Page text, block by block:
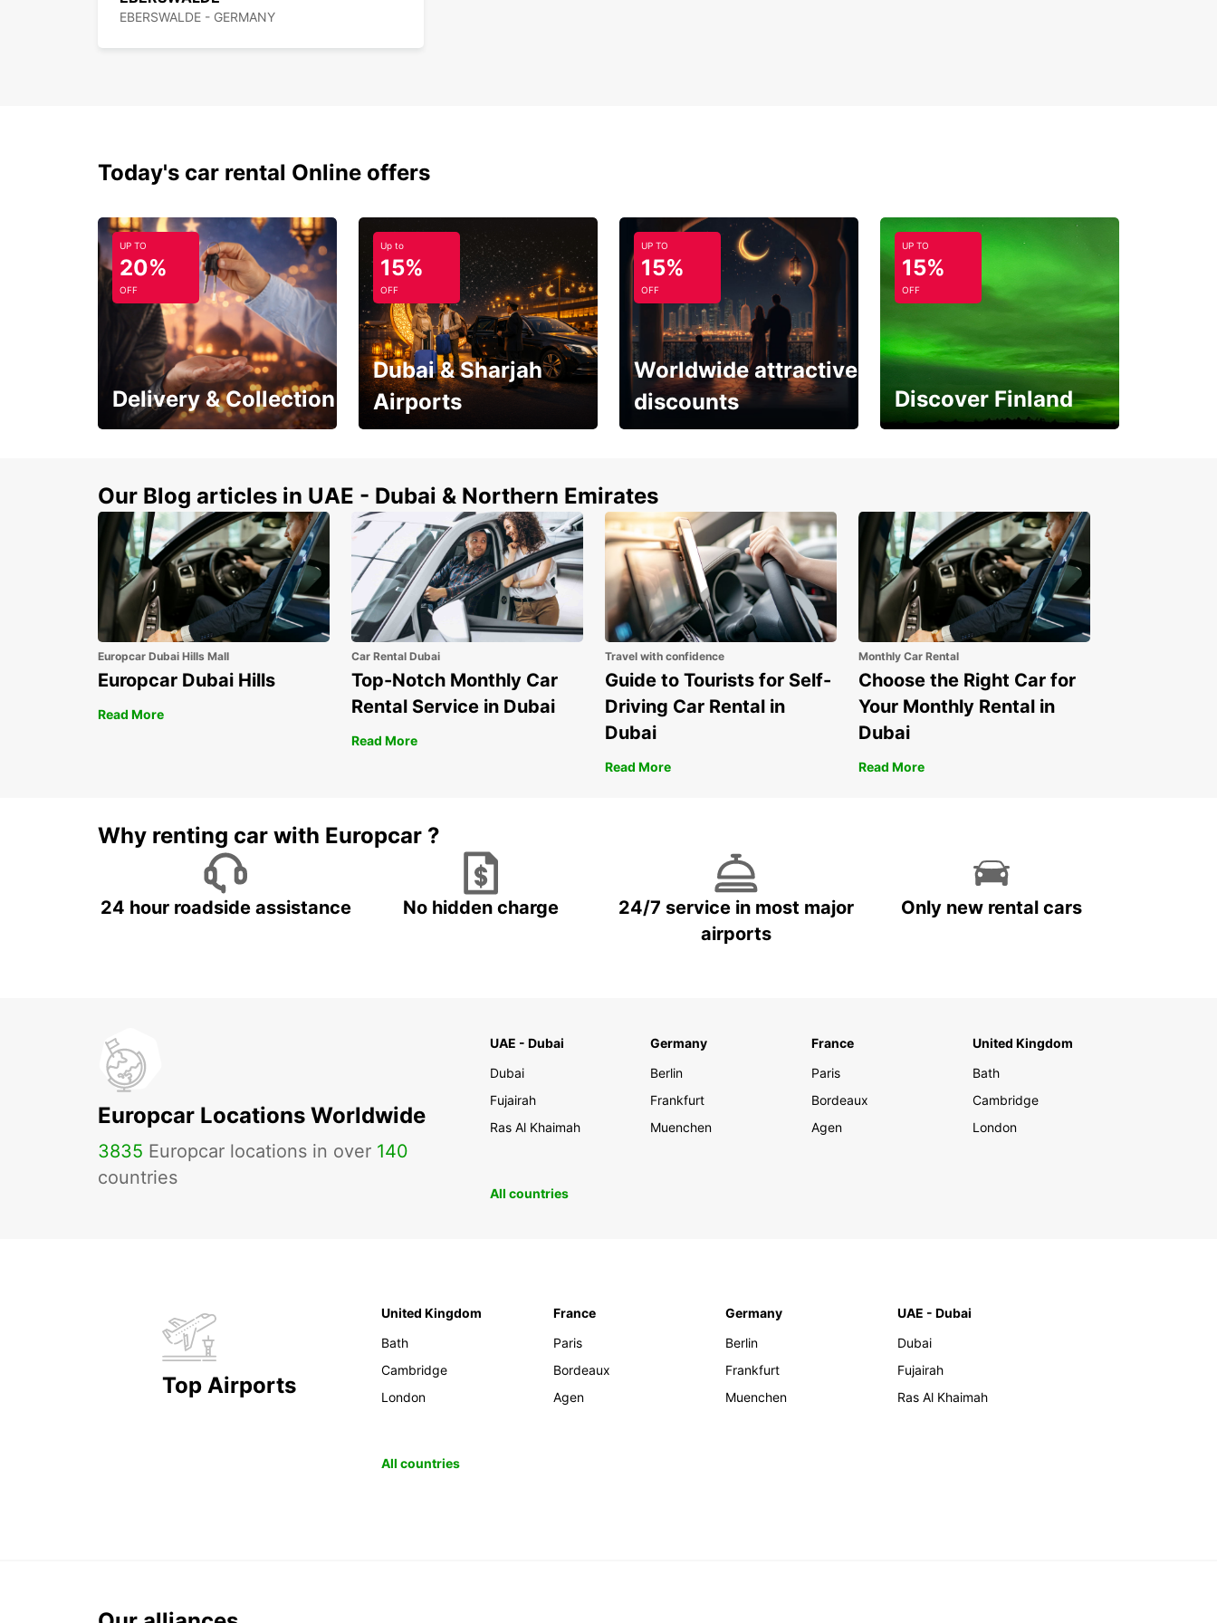
EBERSWALDE - GERMANY
Today's car rental Online offers
UP TO
20%
OFF
Delivery & Collection
doorstop
Up to
15%
OFF
Dubai & Sharjah
Airports
UP TO
15%
OFF
Worldwide attractive
discounts
world!
UP TO
15%
OFF
Discover Finland
Our Blog articles in UAE - Dubai & Northern Emirates
Europcar Dubai Hills Mall
Europcar Dubai Hills
Read More
Car Rental Dubai
Top-Notch Monthly Car
Rental Service in Dubai
Read More
Travel with confidence
Guide to Tourists for Self-
Driving Car Rental in
Dubai
Read More
Monthly Car Rental
Choose the Right Car for
Your Monthly Rental in
Dubai
Read More
Why renting car with Europcar ?
24 hour roadside assistance No hidden charge
24/7 service in most major
airports
Only new rental cars
Europcar Locations Worldwide
3835 Europcar locations in over 140
countries
UAE - Dubai
Dubai
Fujairah
Ras Al Khaimah
Germany
Berlin
Frankfurt
Muenchen
France
Paris
Bordeaux
Agen
United Kingdom
Bath
Cambridge
London
All countries
Top Airports
United Kingdom
Bath
Cambridge
London
France
Paris
Bordeaux
Agen
Germany
Berlin
Frankfurt
Muenchen
UAE - Dubai
Dubai
Fujairah
Ras Al Khaimah
All countries